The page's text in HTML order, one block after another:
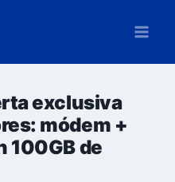
exclusiva
módem +
100GB de